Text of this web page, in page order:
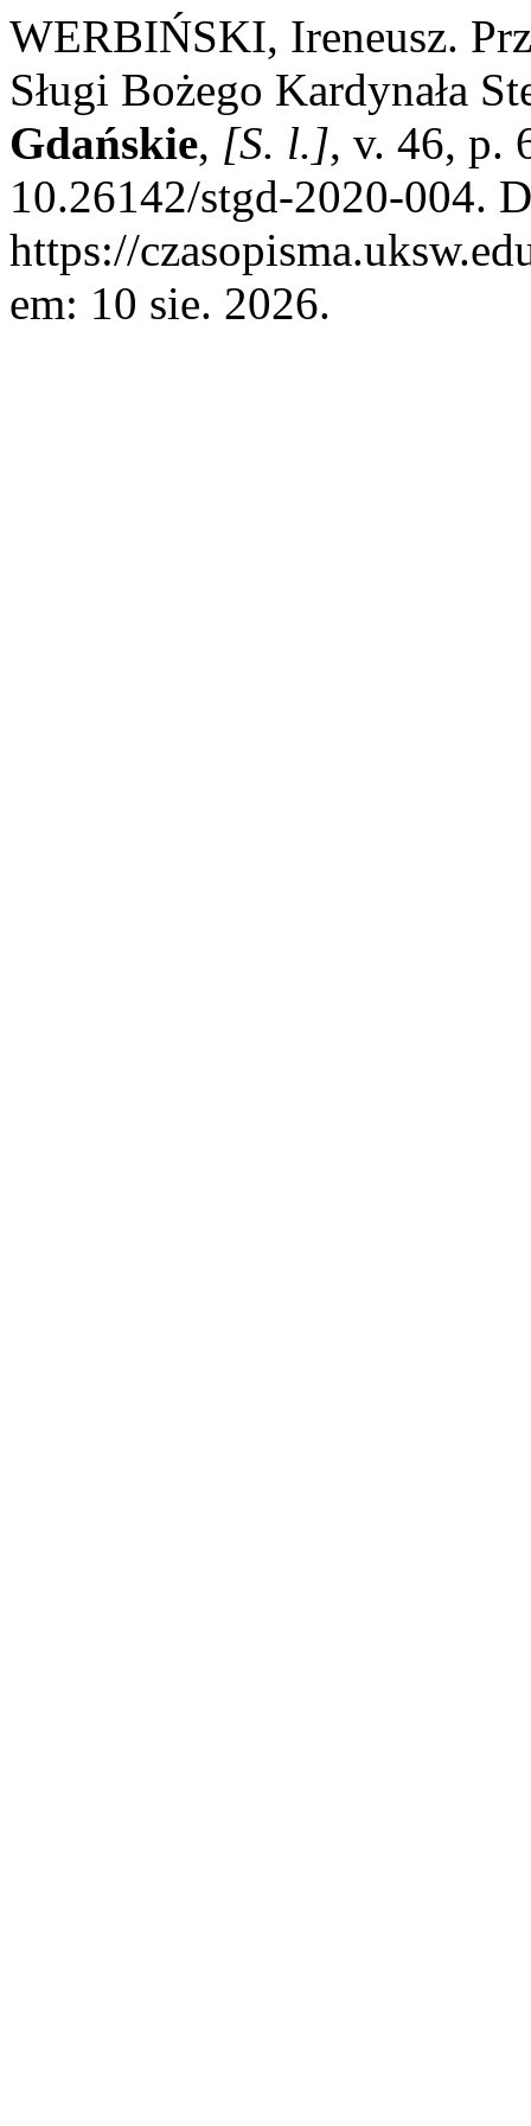
WERBIŃSKI, Ireneusz.
Sługi Bożego Kardynała
Gdańskie, [S. l.], v. 46, p.
10.26142/stgd-2020-004.
https://
em: 10 sie. 2026.